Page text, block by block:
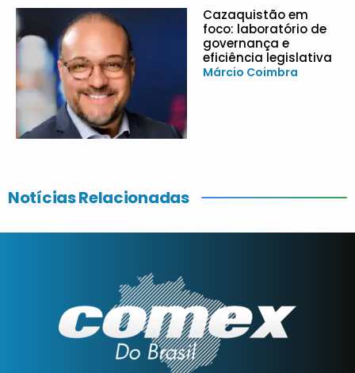
Cazaquistão em
foco: laboratório de
governança e
eficiência legislativa
Márcio Coimbra
Notícias Relacionadas